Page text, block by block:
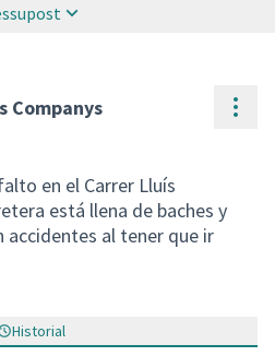
Companys
en el Carrer Lluís
está llena de baches y
accidentes al tener que ir
Historial